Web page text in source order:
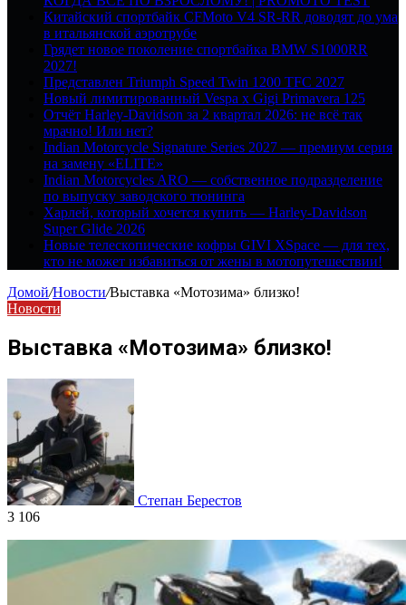
Китайский спортбайк CFMoto V4 SR-RR доводят до ума
в итальянской аэротрубе
Грядет новое поколение спортбайка BMW S1000RR
2027!
Представлен Triumph Speed Twin 1200 TFC 2027
Новый лимитированный Vespa x Gigi Primavera 125
Отчёт Harley-Davidson за 2 квартал 2026: не всё так
мрачно! Или нет?
Indian Motorcycle Signature Series 2027 — премиум серия
на замену «ELITE»
Indian Motorcycles ARO — собственное подразделение
по выпуску заводского тюнинга
Харлей, который хочется купить — Harley-Davidson
Super Glide 2026
Новые телескопические кофры GIVI XSpace — для тех,
кто не может избавиться от жены в мотопутешествии!
Домой/Новости/Выставка «Мотозима» близко!
Новости
Выставка «Мотозима» близко!
Степан Берестов
3 106